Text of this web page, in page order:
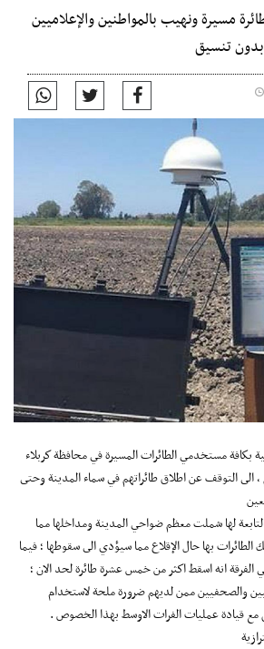
مسيرة ونهيب بالمواطنين والإعلاميين
تنسيق
بكافة مستخدمي الطائرات المسيرة في محافظة كربلاء
التوقف عن اطلاق طائراتهم في سماء المدينة وحتى
لها شملت معظم ضواحي المدينة ومداخلها مما
بها حال الإقلاع مما سيؤدي الى سقوطها ؛ فيما
الفرقة انه اسقط اكثر من خمس عشرة طائرة لحد الان ؛
والصحفيين ممن لديهم ضرورة ملحة لاستخدام
مع قيادة عمليات الفرات الاوسط بهذا الخصوص .